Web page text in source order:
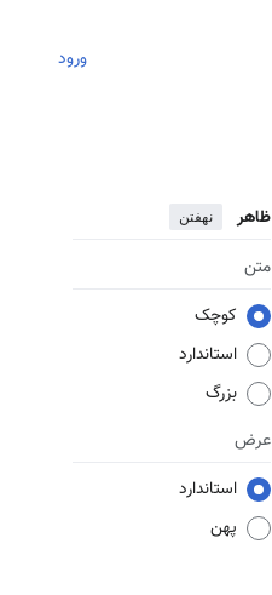
ورود
ظاهر نهفتن
متن
کوچک
استاندارد
بزرگ
عرض
استاندارد
پهن